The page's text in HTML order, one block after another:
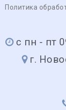
Политика
с пн - пт
г.